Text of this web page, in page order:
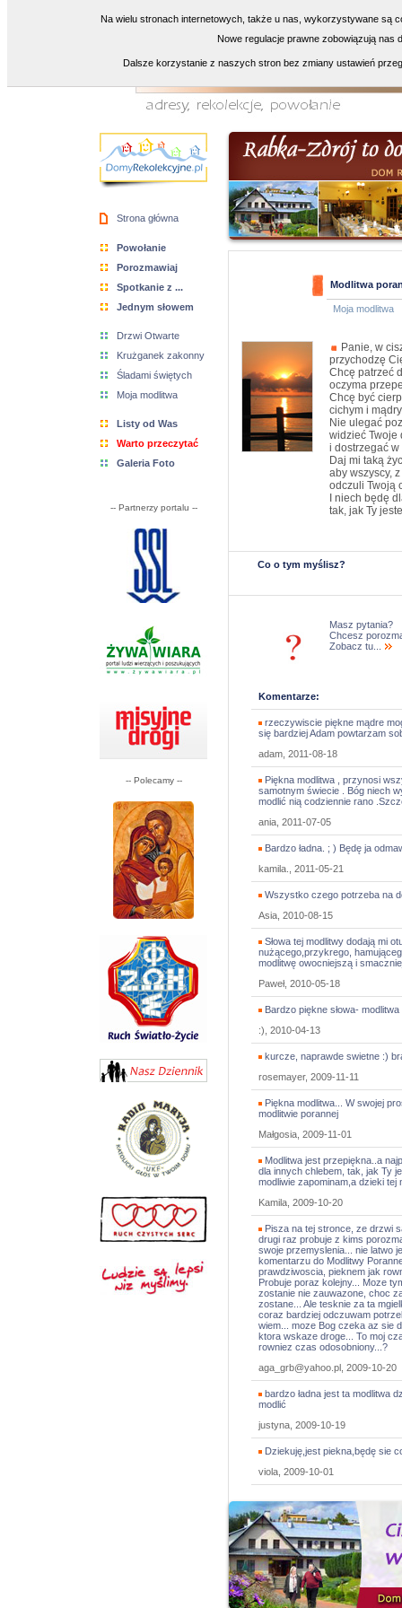
Strona główna
Powołanie
Porozmawiaj
Spotkanie z ...
Jednym słowem
Drzwi Otwarte
Krużganek zakonny
Śladami świętych
Moja modlitwa
Listy od Was
Warto przeczytać
Galeria Foto
-- Partnerzy portalu --
-- Polecamy --
Modlitwa
Moja modlitwa
Panie, w
przychodzę
Chcę patrzeć
oczyma
Chcę być
cichym i
Nie ulegać
widzieć Twoje
i dostrzegać
Daj mi taką
aby wszyscy,
odczuli Twoją
I niech będę
tak, jak Ty
Co o tym myślisz?
Masz pytania?
Chcesz
Zobacz tu...
Komentarze:
rzeczywiscie piękne mądre
się bardziej Adam powtarzam
adam, 2011-08-18
Piękna modlitwa , przynosi
samotnym świecie . Bóg niech
modlić nią codziennie rano
ania, 2011-07-05
Bardzo ładna. ; ) Będę ja
kamila., 2011-05-21
Wszystko czego potrzeba na
Asia, 2010-08-15
Słowa tej modlitwy dodają mi
nużącego,przykrego,
modlitwę owocniejszą i
Paweł, 2010-05-18
Bardzo piękne słowa- modlitwa
:), 2010-04-13
kurcze, naprawde swietne :)
rosemayer, 2009-11-11
Piękna modlitwa... W swojej
modlitwie porannej
Małgosia, 2009-11-01
Modlitwa jest przepiękna..a
dla innych chlebem, tak, jak Ty
modliwie zapominam,a dzieki tej
Kamila, 2009-10-20
Pisza na tej stronce, ze drzwi
drugi raz probuje z kims
swoje przemyslenia... nie latwo
komentarzu do Modlitwy
prawdziwoscia, pieknem jak
Probuje poraz kolejny... Moze
zostanie nie zauwazone, choc
zostane... Ale tesknie za ta
coraz bardziej odczuwam
wiem... moze Bog czeka az sie
ktora wskaze droge... To moj
rowniez czas odosobniony...?
aga_grb@yahoo.pl, 2009-10-20
bardzo ładna jest ta modlitwa
modlić
justyna, 2009-10-19
Dziekuję,jest piekna,będę sie
viola, 2009-10-01
Na wielu stronach internetowych, także u nas, wykorzystywane są
Nowe regulacje prawne zobowiązują nas
Dalsze korzystanie z naszych stron bez zmiany ustawień